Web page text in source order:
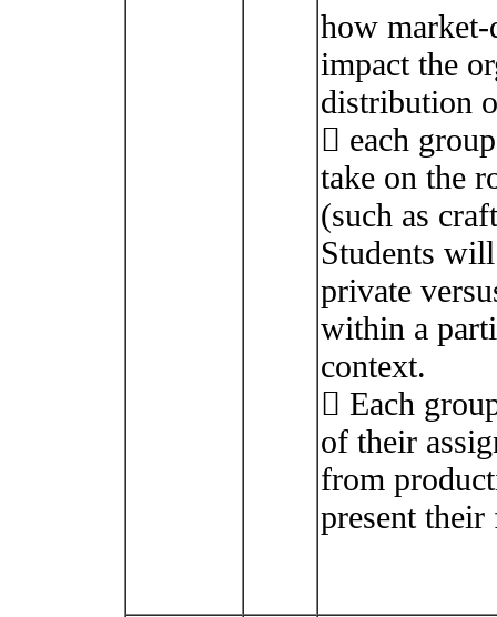
how
impact the
distribution
 each
take on the
(such as
Students
private
within a
context.
 Each
of their
from
present